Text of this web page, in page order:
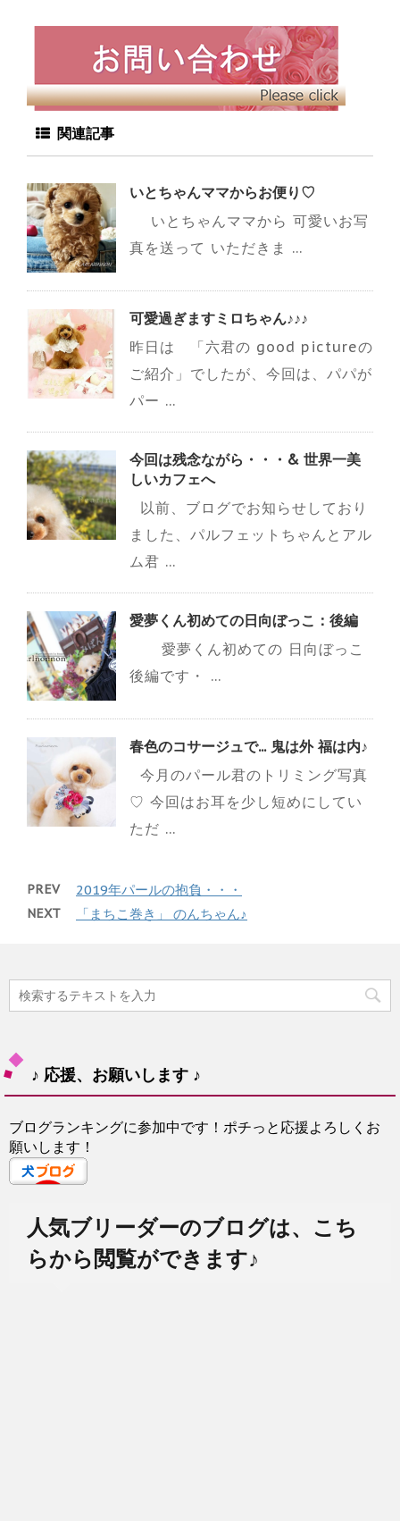
関連記事
いとちゃんママからお便り♡
いとちゃんママから 可愛いお写
真を送って いただきま ...
可愛過ぎますミロちゃん♪♪♪
昨日は 「六君の good pictureの
ご紹介」でしたが、今回は、パパが
パー ...
今回は残念ながら・・・& 世界一美
しいカフェへ
以前、ブログでお知らせしており
ました、パルフェットちゃんとアル
ム君 ...
愛夢くん初めての日向ぼっこ：後編
愛夢くん初めての 日向ぼっこ
後編です・ ...
春色のコサージュで... 鬼は外 福は内♪
今月のパール君のトリミング写真
♡ 今回はお耳を少し短めにしてい
ただ ...
PREV 2019年パールの抱負・・・
NEXT 「まちこ巻き」 のんちゃん♪
♪ 応援、お願いします ♪
ブログランキングに参加中です！ポチっと応援よろしくお
願いします！
人気ブリーダーのブログは、こち
らから閲覧ができます♪